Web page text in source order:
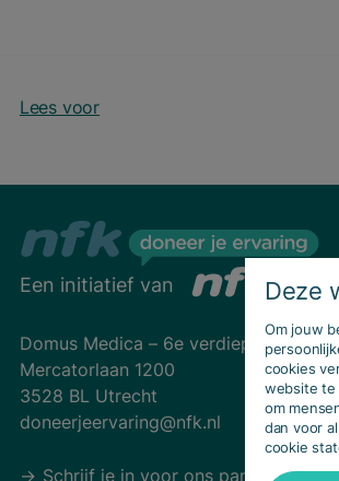
Deze
Om jouw
cookies
website te
om
dan voor
cookie
Lees voor
Een initiatief van
Domus Medica – 6e verdieping
Mercatorlaan 1200
3528 BL Utrecht
doneerjeervaring@nfk.nl
Schrijf je in voor ons panel